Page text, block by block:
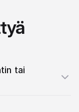
tai